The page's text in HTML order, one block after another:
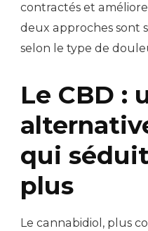
contractés et
deux approches sont
selon le type de
Le CBD :
qui
plus
Le cannabidiol, plus